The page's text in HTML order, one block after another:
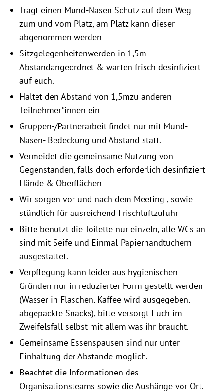
Tragt einen Mund-Nasen Schutz auf dem Weg
zum und vom Platz, am Platz kann dieser
abgenommen werden
Sitzgelegenheitenwerden in 1,5m
Abstandangeordnet & warten frisch desinfiziert
auf euch.
Haltet den Abstand von 1,5mzu anderen
Teilnehmer*innen ein
Gruppen-/Partnerarbeit findet nur mit Mund-
Nasen- Bedeckung und Abstand statt.
Vermeidet die gemeinsame Nutzung von
Gegenständen, falls doch erforderlich desinfiziert
Hände & Oberflächen
Wir sorgen vor und nach dem Meeting , sowie
stündlich für ausreichend Frischluftzufuhr
Bitte benutzt die Toilette nur einzeln, alle WCs an
sind mit Seife und Einmal-Papierhandtüchern
ausgestattet.
Verpflegung kann leider aus hygienischen
Gründen nur in reduzierter Form gestellt werden
(Wasser in Flaschen, Kaffee wird ausgegeben,
abgepackte Snacks), bitte versorgt Euch im
Zweifelsfall selbst mit allem was ihr braucht.
Gemeinsame Essenspausen sind nur unter
Einhaltung der Abstände möglich.
Beachtet die Informationen des
Organisationsteams sowie die Aushänge vor Ort.